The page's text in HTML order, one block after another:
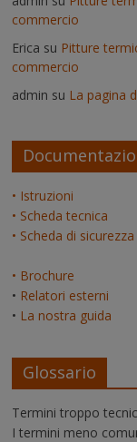
commercio
Erica su Pitture
commercio
admin su La pagina
• Istruzioni
• Scheda tecnica
• Scheda di sicurezza
• Brochure
• Relatori esterni
• La nostra guida
Glossario
Termini troppo
I termini meno